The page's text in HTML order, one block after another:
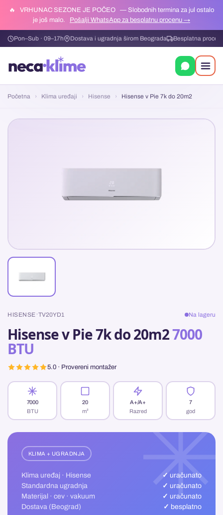
🔥 VRHUNAC SEZONE JE POČEO
— Slobodnih termina za jul ostalo
je još malo.
Pošalji WhatsApp za besplatnu procenu →
Pon–Sub · 09–17h Dostava i ugradnja širom Beograda Besplatna
Početna › Klima uređaji › Hisense › Hisense v Pie 7k do 20m2
HISENSE ·TV20YD1 Na lageru
Hisense v Pie 7k do 20m27000
BTU
5.0 · Provereni montažer
7000
BTU
20
m²
A+/A+
Razred
7
god
KLIMA + UGRADNJA
Klima uređaj · Hisense
✓ uračunato
Standardna ugradnja
✓ uračunato
Materijal · cev · vakuum
✓ uračunato
Dostava (Beograd)
✓ besplatno